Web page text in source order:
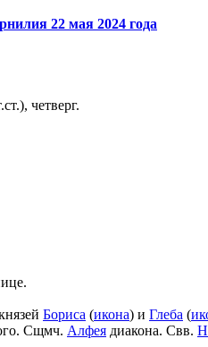
22 мая 2024 года
четверг.
Бориса (икона) и Глеба (
Сщмч. Алфея диакона. Свв.